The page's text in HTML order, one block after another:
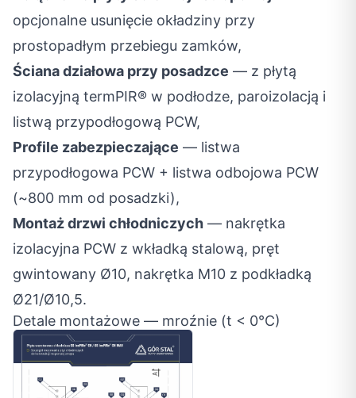
opcjonalne usunięcie okładziny przy
prostopadłym przebiegu zamków,
Ściana działowa przy posadzce — z płytą
izolacyjną termPIR® w podłodze, paroizolacją i
listwą przypodłogową PCW,
Profile zabezpieczające — listwa
przypodłogowa PCW + listwa odbojowa PCW
(~800 mm od posadzki),
Montaż drzwi chłodniczych — nakrętka
izolacyjna PCW z wkładką stalową, pręt
gwintowany Ø10, nakrętka M10 z podkładką
Ø21/Ø10,5.
Detale montażowe — mroźnie (t < 0°C)